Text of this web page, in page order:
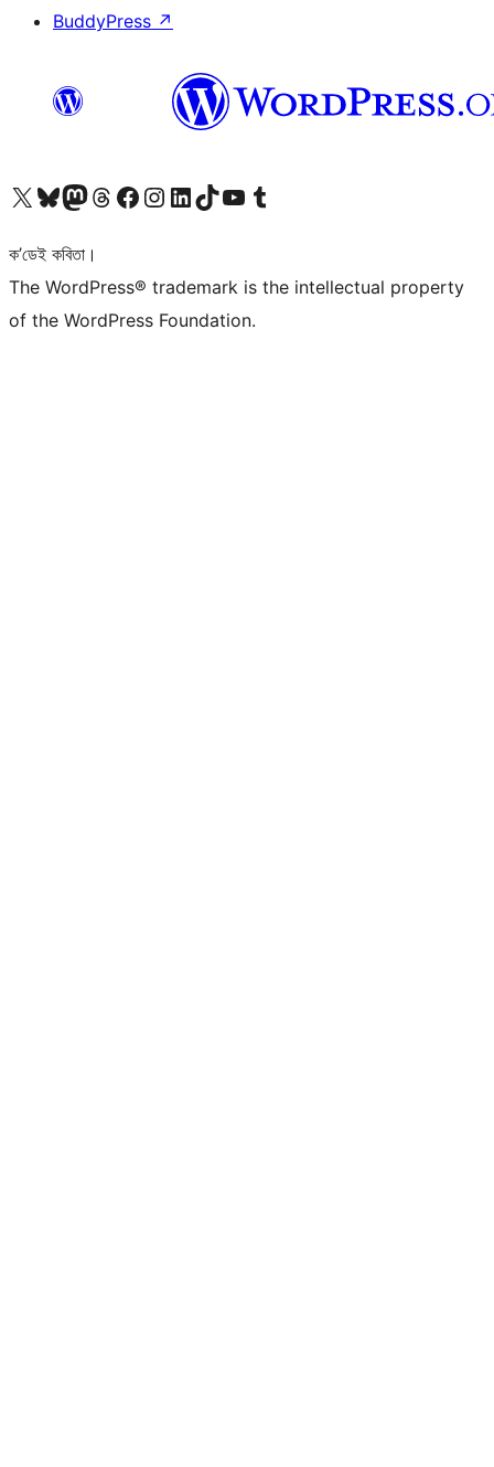
BuddyPress ↗
আমাৰ X (আগৰ Twitter) একাউণ্টলৈ যাওকআমাৰ Bluesky একাউণ্টলৈ যাওকআমাৰ Mastodon একাউণ্টলৈ যাওকআমাৰ Threads একাউণ্টলৈ যাওকআমাৰ Facebook পৃষ্ঠালৈ যাওকআমাৰ Instagram একাউণ্টলৈ যাওকআমাৰ LinkedIn একাউণ্টলৈ যাওকআমাৰ TikTok একাউণ্টলৈ যাওকআমাৰ YouTube চেনেললৈ যাওকআমাৰ Tumblr একাউণ্টলৈ যাওক
ক’ডেই কবিতা।
The WordPress® trademark is the intellectual property
of the WordPress Foundation.